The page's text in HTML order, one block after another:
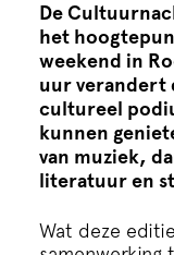
Onderwijs
ECI
Over ons
De
het
weekend in
uur verandert
cultureel
kunnen
van muziek,
literatuur en
Wat deze